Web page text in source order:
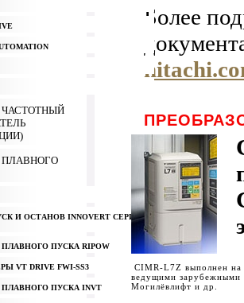
ЧАСТОТНЫЙ
ПЛАВНОГО
И ОСТАНОВ INNOVERT СЕРИЯ
ПУСКА RIPOW
VT DRIVE FWI-SS3
ПУСКА INVT
Более
CIMR-L7Z выполнен на
ведущими зарубежными
Могилёвлифт и др.